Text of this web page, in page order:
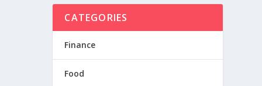
CATEGORIES
Finance
Food